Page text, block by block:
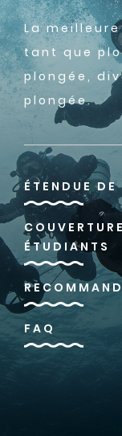
La
tant que
plongée,
plongée.
ÉTENDUE DE
ÉTUDIANTS
FAQ